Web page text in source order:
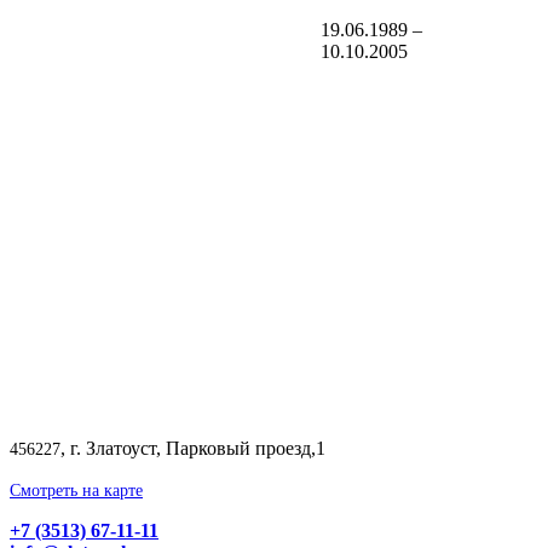
19.06.1989 –
10.10.2005
456227, г. Златоуст, Парковый проезд,1
Смотреть на карте
+7 (3513) 67-11-11